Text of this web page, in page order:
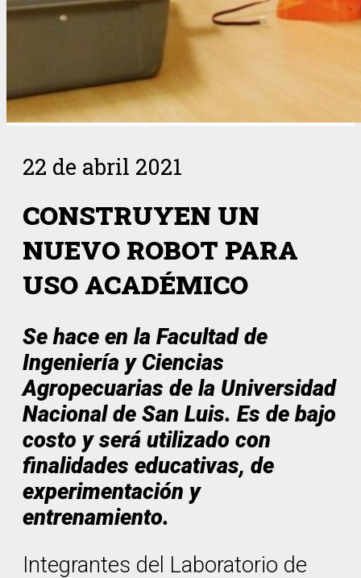
22 de abril 2021
CONSTRUYEN UN
NUEVO ROBOT PARA
USO ACADÉMICO
Se hace en la Facultad de
Ingeniería y Ciencias
Agropecuarias de la Universidad
Nacional de San Luis. Es de bajo
costo y será utilizado con
finalidades educativas, de
experimentación y
entrenamiento.
Integrantes del Laboratorio de